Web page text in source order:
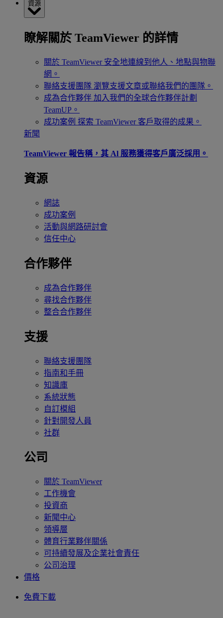
資源
瞭解關於 TeamViewer 的詳情
關於 TeamViewer 安全地連線到他人、地點與物聯
網。
聯絡支援團隊 瀏覽支援文章或聯絡我們的團隊。
成為合作夥伴 加入我們的全球合作夥伴計劃
TeamUP。
成功案例 探索 TeamViewer 客戶取得的成果。
新聞
TeamViewer 報告稱，其 Al 服務獲得客戶廣泛採用。
資源
網誌
成功案例
活動與網路研討會
信任中心
合作夥伴
成為合作夥伴
尋找合作夥伴
整合合作夥伴
支援
聯絡支援團隊
指南和手冊
知識庫
系統狀態
自訂模組
針對開發人員
社群
公司
關於 TeamViewer
工作機會
投資商
新聞中心
領導層
體育行業夥伴關係
可持續發展及企業社會責任
公司治理
價格
免費下載